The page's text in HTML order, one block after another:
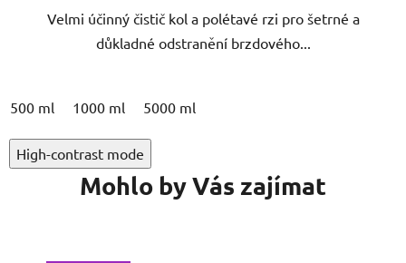
hvězdiček.
Velmi účinný čistič kol a polétavé rzi pro šetrné a
důkladné odstranění brzdového...
500 ml 1000 ml 5000 ml
High-contrast mode
Mohlo by Vás zajímat